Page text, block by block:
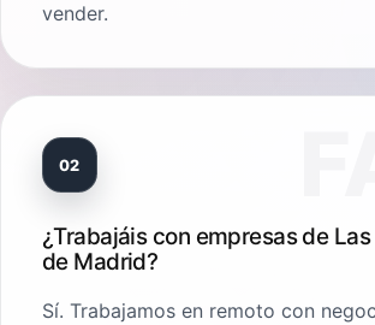
vender.
02
¿Trabajáis con empresas de Las
de Madrid?
Sí. Trabajamos en remoto con